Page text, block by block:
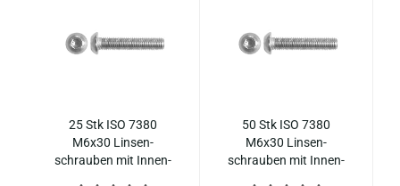
25 Stk ISO 7380
M6x30 Lin­sen­
schrau­ben mit In­nen­
50 Stk ISO 7380
M6x30 Lin­sen­
schrau­ben mit In­nen­